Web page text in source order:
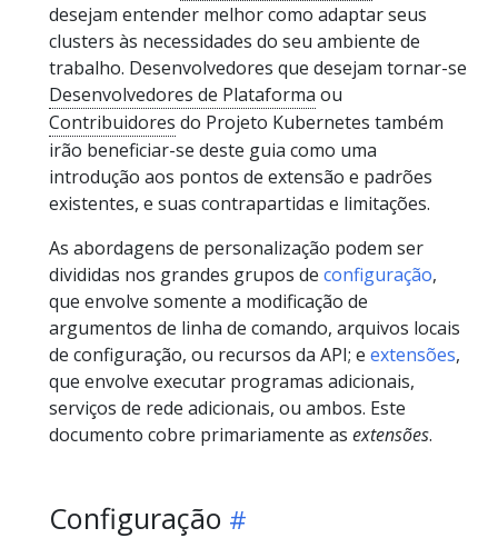
desejam entender melhor como adaptar seus
clusters às necessidades do seu ambiente de
trabalho. Desenvolvedores que desejam tornar-se
Desenvolvedores de Plataforma ou
Contribuidores do Projeto Kubernetes também
irão beneficiar-se deste guia como uma
introdução aos pontos de extensão e padrões
existentes, e suas contrapartidas e limitações.
As abordagens de personalização podem ser
divididas nos grandes grupos de configuração,
que envolve somente a modificação de
argumentos de linha de comando, arquivos locais
de configuração, ou recursos da API; e extensões,
que envolve executar programas adicionais,
serviços de rede adicionais, ou ambos. Este
documento cobre primariamente as extensões.
Configuração